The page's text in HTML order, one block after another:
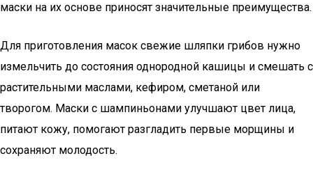
маски на их основе приносят значительные преимущества.
Для приготовления масок свежие шляпки грибов нужно
измельчить до состояния однородной кашицы и смешать с
растительными маслами, кефиром, сметаной или
творогом. Маски с шампиньонами улучшают цвет лица,
питают кожу, помогают разгладить первые морщины и
сохраняют молодость.